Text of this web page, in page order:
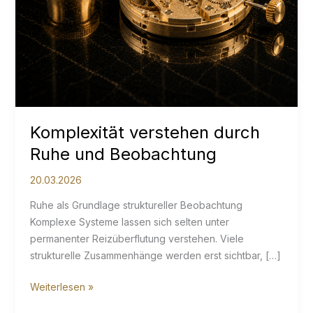
Komplexität verstehen durch
Ruhe und Beobachtung
20.03.2026
Ruhe als Grundlage struktureller Beobachtung
Komplexe Systeme lassen sich selten unter
permanenter Reizüberflutung verstehen. Viele
strukturelle Zusammenhänge werden erst sichtbar, […]
Komplexität
Weiterlesen »